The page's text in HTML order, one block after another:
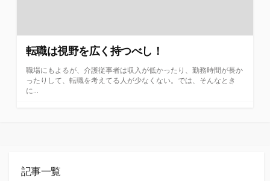
転職は視野を広く持つべし！
職場にもよるが、介護従事者は収入が低かったり、勤務時間が長か
ったりして、転職を考えてる人が少なくない。では、そんなとき
に...
記事一覧